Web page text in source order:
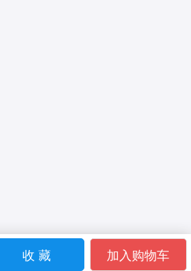
收 藏 加入购物车